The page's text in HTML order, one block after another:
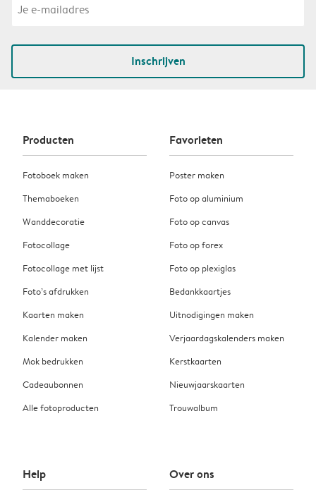
Inschrijven
Producten
Fotoboek maken
Themaboeken
Wanddecoratie
Fotocollage
Fotocollage met lijst
Foto’s afdrukken
Kaarten maken
Kalender maken
Mok bedrukken
Cadeaubonnen
Alle fotoproducten
Favorieten
Poster maken
Foto op aluminium
Foto op canvas
Foto op forex
Foto op plexiglas
Bedankkaartjes
Uitnodigingen maken
Verjaardagskalenders maken
Kerstkaarten
Nieuwjaarskaarten
Trouwalbum
Help Over ons